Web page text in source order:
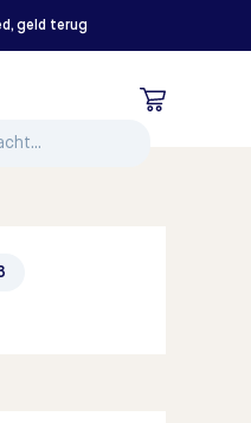
geld terug